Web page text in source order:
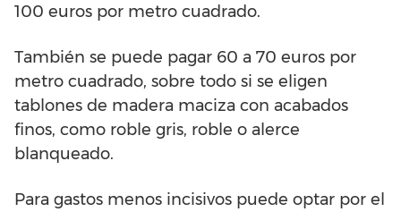
100 euros por metro cuadrado.
También se puede pagar 60 a 70 euros por
metro cuadrado, sobre todo si se eligen
tablones de madera maciza con acabados
finos, como roble gris, roble o alerce
blanqueado.
Para gastos menos incisivos puede optar por el